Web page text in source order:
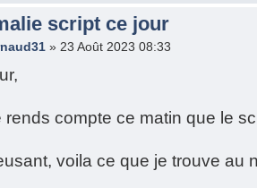
script ce jour
» 23 Août 2023 08:33
rends compte ce matin que le
voila ce que je trouve au